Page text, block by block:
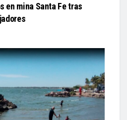
en mina Santa Fe tras